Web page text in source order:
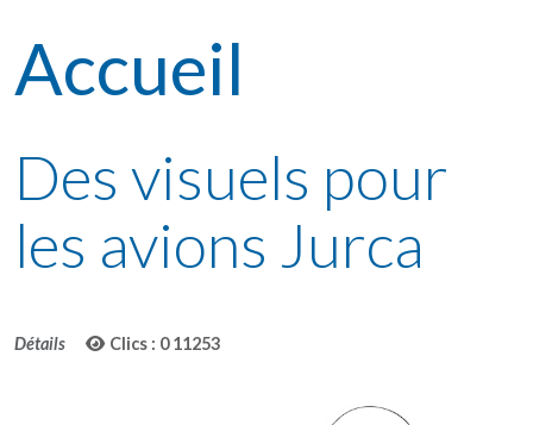
Accueil
Des visuels pour
les avions Jurca
Détails Clics : 011253